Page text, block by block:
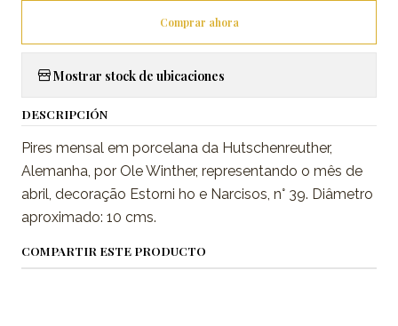
Comprar ahora
Mostrar stock de ubicaciones
DESCRIPCIÓN
Pires mensal em porcelana da Hutschenreuther,
Alemanha, por Ole Winther, representando o mês de
abril, decoração Estorni ho e Narcisos, n° 39. Diâmetro
aproximado: 10 cms.
COMPARTIR ESTE PRODUCTO